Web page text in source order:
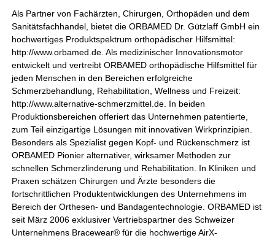
Als Partner von Fachärzten, Chirurgen, Orthopäden und dem
Sanitätsfachhandel, bietet die ORBAMED Dr. Gützlaff GmbH ein
hochwertiges Produktspektrum orthopädischer Hilfsmittel:
http://www.orbamed.de. Als medizinischer Innovationsmotor
entwickelt und vertreibt ORBAMED orthopädische Hilfsmittel für
jeden Menschen in den Bereichen erfolgreiche
Schmerzbehandlung, Rehabilitation, Wellness und Freizeit:
http://www.alternative-schmerzmittel.de. In beiden
Produktionsbereichen offeriert das Unternehmen patentierte,
zum Teil einzigartige Lösungen mit innovativen Wirkprinzipien.
Besonders als Spezialist gegen Kopf- und Rückenschmerz ist
ORBAMED Pionier alternativer, wirksamer Methoden zur
schnellen Schmerzlinderung und Rehabilitation. In Kliniken und
Praxen schätzen Chirurgen und Ärzte besonders die
fortschrittlichen Produktentwicklungen des Unternehmens im
Bereich der Orthesen- und Bandagentechnologie. ORBAMED ist
seit März 2006 exklusiver Vertriebspartner des Schweizer
Unternehmens Bracewear® für die hochwertige AirX-